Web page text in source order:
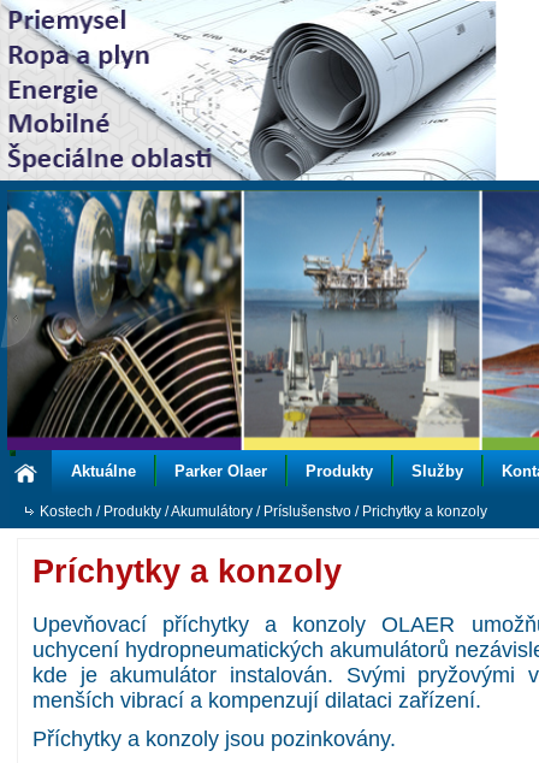
Aktuálne Parker Olaer Produkty Služby
Kostech / Produkty /Akumulátory / Príslušenstvo / Prichytky a konzoly
Príchytky a konzoly
Upevňovací příchytky a konzoly OLAER
uchycení hydropneumatických akumulátorů
kde je akumulátor instalován. Svými pryžovými
menších vibrací a kompenzují dilataci zařízení.
Příchytky a konzoly jsou pozinkovány.